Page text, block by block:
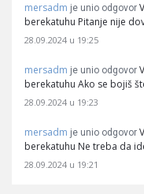
mersadm je unio odgovor
berekatuhu Pitanje nije
28.09.2024 u 19:25
mersadm je unio odgovor
berekatuhu Ako se bojiš
28.09.2024 u 19:23
mersadm je unio odgovor
berekatuhu Ne treba da
28.09.2024 u 19:21